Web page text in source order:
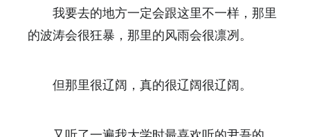
我要去的地方一定会跟这里不一样，那里
的波涛会很狂暴，那里的风雨会很凛冽。
但那里很辽阔，真的很辽阔很辽阔。